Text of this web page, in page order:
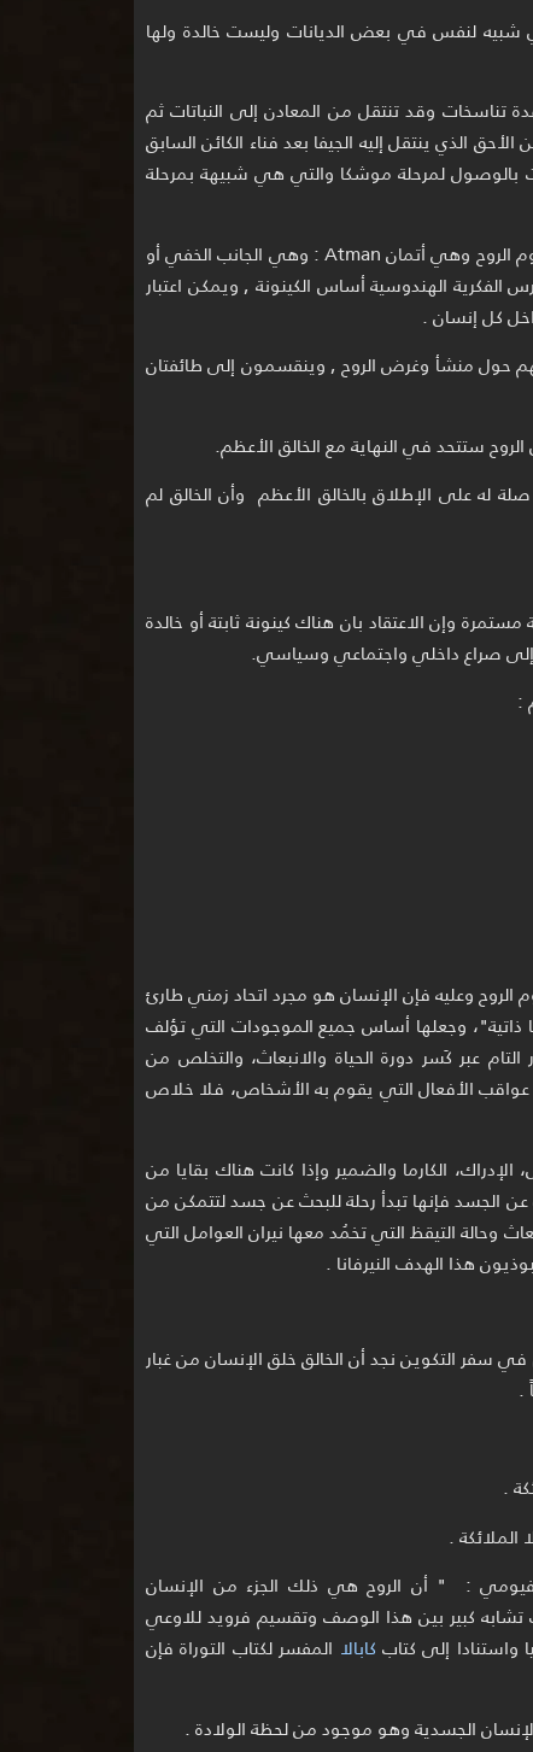
لنفس في بعض الديانات وليست خالدة ولها
تناسخات وقد تنتقل من المعادن إلى النباتات ثم
الذي ينتقل إليه الجيفا بعد فناء الكائن السابق
بالوصول لمرحلة موشكا والتي هي شبيهة بمرحلة
وهناك مصطلح آخر في الهندوس قريب من مفهوم الروح وهي أتمان Atman : وهي الجانب الخفي أو
الهندوسية أساس الكينونة , ويمكن اعتبار
كل إنسان .
حول منشأ وغرض الروح , وينقسمون إلى طائفتان
له على الإطلاق بالخالق الأعظم وأن الخالق لم
وإن الاعتقاد بان هناك كينونة ثابتة أو خالدة
إلى صراع داخلي واجتماعي وسياسي.
:
الروح وعليه فإن الإنسان هو مجرد اتحاد زمني طارئ
ذاتية"، وجعلها أساس جميع الموجودات التي تؤلف
عبر كَسر دورة الحياة والانبعاث، والتخلص من
عواقب الأفعال التي يقوم به الأشخاص، فلا خلاص
الكارما والضمير وإذا كانت هناك بقايا من
الجسد فإنها تبدأ رحلة للبحث عن جسد لتتمكن من
وحالة التيقظ التي تخمُد معها نيران العوامل التي
هذا الهدف النيرفانا .
سفر التكوين نجد أن الخالق خلق الإنسان من غبار
.
.
الملائكة .
: " أن الروح هي ذلك الجزء من الإنسان
تشابه كبير بين هذا الوصف وتقسيم فرويد للاوعي
واستنادا إلى كتاب كابالا المفسر لكتاب التوراة فإن
الجسدية وهو موجود من لحظة الولادة .